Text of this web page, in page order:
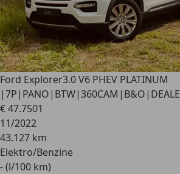
Ford Explorer3.0 V6 PHEV PLATINUM
|7P|PANO|BTW|360CAM|B&O|DEALE
€ 47.7501
11/2022
43.127 km
Elektro/Benzine
- (l/100 km)